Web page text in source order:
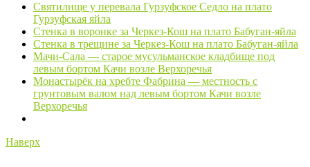
Святилище у перевала Гурзуфское Седло на плато
Гурзуфская яйла
Стенка в воронке за Черкез-Кош на плато Бабуган-яйла
Стенка в трещине за Черкез-Кош на плато Бабуган-яйла
Мачи-Сала — старое мусульманское кладбище под
левым бортом Качи возле Верхоречья
Монастырёк на хребте Фабрина — местность с
грунтовым валом над левым бортом Качи возле
Верхоречья
Наверх